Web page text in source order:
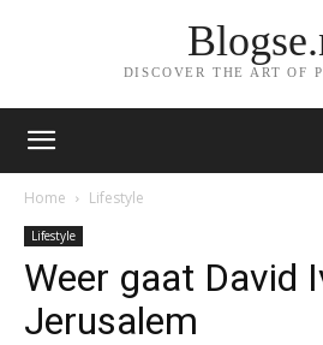
DISCOVER THE ART OF
Home Lifestyle
Lifestyle
Weer gaat David
Jerusalem